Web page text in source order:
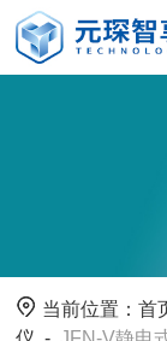
当前位置：首